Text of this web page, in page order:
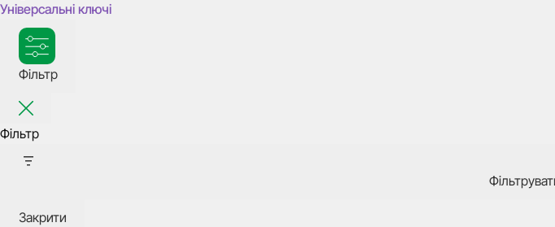
Універсальні ключі
Фільтр
Фільтр
Закрити